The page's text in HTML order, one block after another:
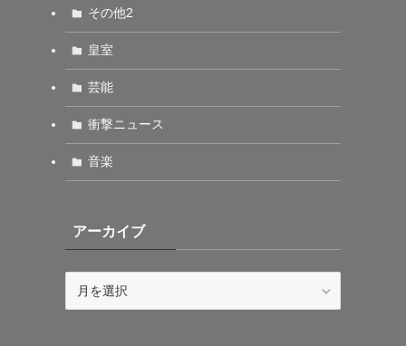
その他2
皇室
芸能
衝撃ニュース
音楽
アーカイブ